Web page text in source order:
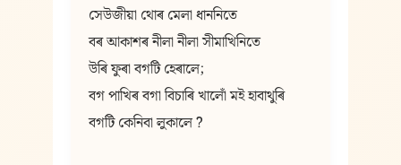
সেউজীয়া থোৰ মেলা ধাননিতে
বৰ আকাশৰ নীলা নীলা সীমাখিনিতে
উৰি ফুৰা বগটি হেৰালে;
বগ পাখিৰ বগা বিচাৰি খালোঁ মই হাবাথুৰি
বগটি কেনিবা লুকালে ?